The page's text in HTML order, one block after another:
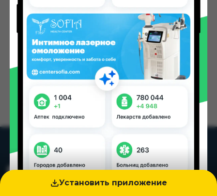
Установить приложение
На главную